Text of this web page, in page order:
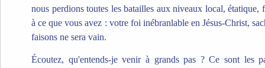
nous perdions toutes les batailles aux niveaux local, étatique,
à ce que vous avez : votre foi inébranlable en Jésus-Christ,
faisons ne sera vain.
Écoutez, qu'entends-je venir à grands pas ? Ce sont les